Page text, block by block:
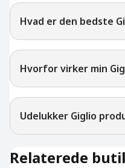
Hvad er den bedste
Hvorfor virker min
Udelukker Giglio
Relaterede